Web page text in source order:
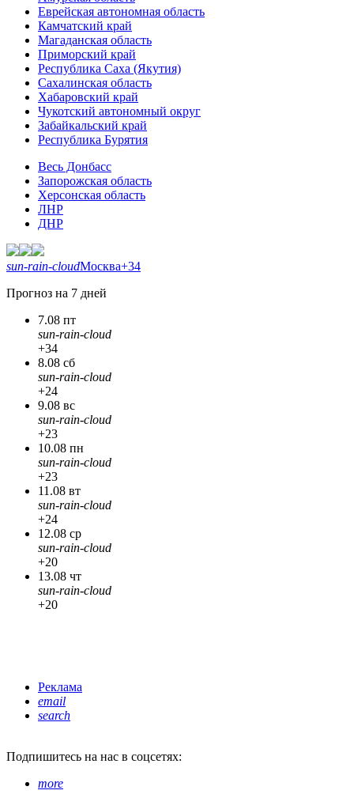
Еврейская автономная область
Камчатский край
Магаданская область
Приморский край
Республика Саха (Якутия)
Сахалинская область
Хабаровский край
Чукотский автономный округ
Забайкальский край
Республика Бурятия
Весь Донбасс
Запорожская область
Херсонская область
ЛНР
ДНР
sun-rain-cloudМосква+34
Прогноз на 7 дней
7.08 пт
sun-rain-cloud
+34
8.08 сб
sun-rain-cloud
+24
9.08 вс
sun-rain-cloud
+23
10.08 пн
sun-rain-cloud
+23
11.08 вт
sun-rain-cloud
+24
12.08 ср
sun-rain-cloud
+20
13.08 чт
sun-rain-cloud
+20
Реклама
email
search
Подпишитесь на нас в соцсетях:
more